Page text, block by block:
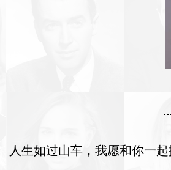
人生如过山车，我愿和你一